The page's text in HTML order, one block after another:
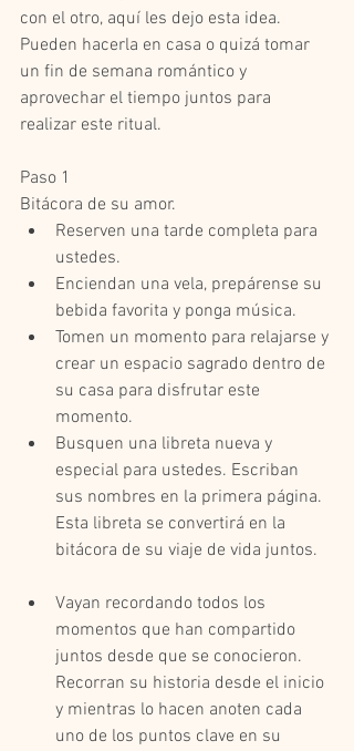
con el otro, aquí les dejo esta idea.
Pueden hacerla en casa o quizá tomar
un fin de semana romántico y
aprovechar el tiempo juntos para
realizar este ritual.
Paso 1
Bitácora de su amor.
Reserven una tarde completa para
ustedes.
Enciendan una vela, prepárense su
bebida favorita y ponga música.
Tomen un momento para relajarse y
crear un espacio sagrado dentro de
su casa para disfrutar este
momento.
Busquen una libreta nueva y
especial para ustedes. Escriban
sus nombres en la primera página.
Esta libreta se convertirá en la
bitácora de su viaje de vida juntos.
Vayan recordando todos los
momentos que han compartido
juntos desde que se conocieron.
Recorran su historia desde el inicio
y mientras lo hacen anoten cada
uno de los puntos clave en su